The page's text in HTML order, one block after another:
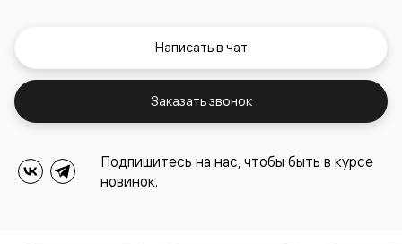
Написать в чат
Заказать звонок
Подпишитесь на нас, чтобы быть в курсе
новинок.